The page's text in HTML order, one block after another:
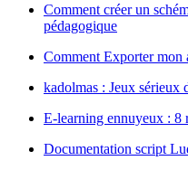
Comment créer un
pédagogique
Comment Exporter mon
kadolmas : Jeux sérieux
E-learning ennuyeux : 8
Documentation script